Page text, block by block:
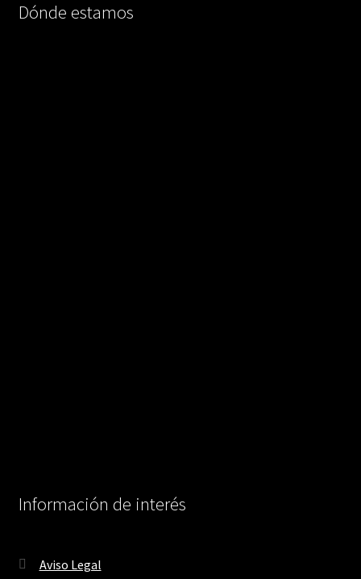
Dónde estamos
Información de interés
Aviso Legal